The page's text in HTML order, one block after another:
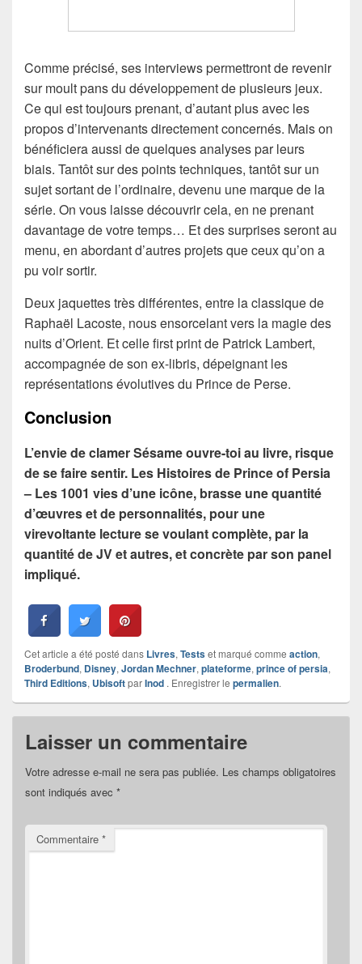
Comme précisé, ses interviews permettront de revenir
sur moult pans du développement de plusieurs jeux.
Ce qui est toujours prenant, d’autant plus avec les
propos d’intervenants directement concernés. Mais on
bénéficiera aussi de quelques analyses par leurs
biais. Tantôt sur des points techniques, tantôt sur un
sujet sortant de l’ordinaire, devenu une marque de la
série. On vous laisse découvrir cela, en ne prenant
davantage de votre temps… Et des surprises seront au
menu, en abordant d’autres projets que ceux qu’on a
pu voir sortir.
Deux jaquettes très différentes, entre la classique de
Raphaël Lacoste, nous ensorcelant vers la magie des
nuits d’Orient. Et celle first print de Patrick Lambert,
accompagnée de son ex-libris, dépeignant les
représentations évolutives du Prince de Perse.
Conclusion
L’envie de clamer Sésame ouvre-toi au livre, risque
de se faire sentir. Les Histoires de Prince of Persia
– Les 1001 vies d’une icône, brasse une quantité
d’œuvres et de personnalités, pour une
virevoltante lecture se voulant complète, par la
quantité de JV et autres, et concrète par son panel
impliqué.
Cet article a été posté dans Livres, Testset marqué comme action,
Broderbund, Disney, Jordan Mechner, plateforme, prince of persia,
Third Editions, UbisoftparInod . Enregistrer le permalien.
Laisser un commentaire
Votre adresse e-mail ne sera pas publiée. Les champs obligatoires
sont indiqués avec *
Commentaire *